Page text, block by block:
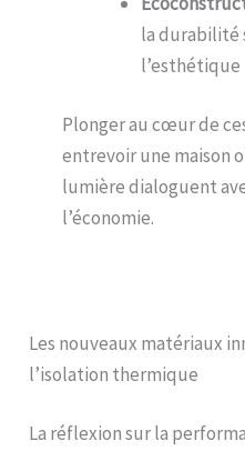
la durabilité
l’esthétique
Plonger au cœur de
entrevoir une maison
lumière dialoguent
l’économie.
Les nouveaux matériaux
l’isolation thermique
La réflexion sur la